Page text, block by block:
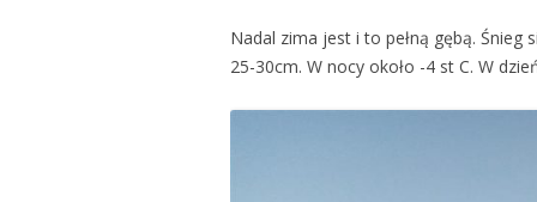
Nadal zima jest i to pełną gębą. Śnieg
25-30cm. W nocy około -4 st C. W